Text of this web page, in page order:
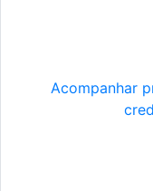
Acompanhar